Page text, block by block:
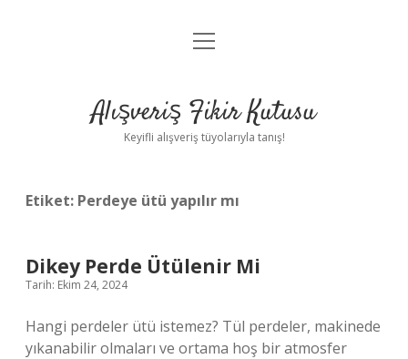
Anasayfa
Yasal Uyarı
menüyü
Alışveriş Fikir Kutusu
Keyifli alışveriş tüyolarıyla tanış!
Etiket: Perdeye ütü yapılır mı
Dikey Perde Ütülenir Mi
Tarih: Ekim 24, 2024
Hangi perdeler ütü istemez? Tül perdeler, makinede
yıkanabilir olmaları ve ortama hoş bir atmosfer